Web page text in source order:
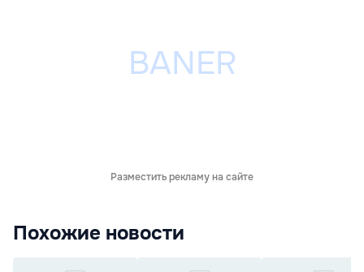
Разместить рекламу на сайте
Похожие новости